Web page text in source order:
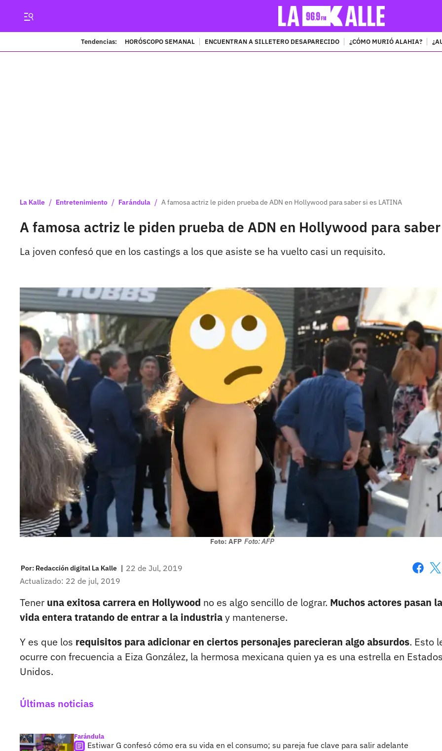
Tendencias: HORÓSCOPO SEMANAL ENCUENTRAN A SILLETERO DESAPARECIDO ¿CÓMO MURIÓ ALAHIA?
La Kalle / Entretenimiento / Farándula / A famosa actriz le piden prueba de ADN en Hollywood para saber si es LATINA
A famosa actriz le piden prueba de ADN en Hollywood para
La joven confesó que en los castings a los que asiste se ha vuelto casi un requisito.
Foto: AFP Foto: AFP
Por: Redacción digital La Kalle | 22 de Jul, 2019
Actualizado: 22 de jul, 2019
Tener una exitosa carrera en Hollywood no es algo sencillo de lograr. Muchos actores pasan la
vida entera tratando de entrar a la industriay mantenerse.
Y es que los requisitos para adicionar en ciertos personajes parecieran algo absurdos. Esto
ocurre con frecuencia a Eiza González, la hermosa mexicana quien ya es una estrella en
Unidos.
Últimas noticias
Farándula
Estiwar G confesó cómo era su vida en el consumo; su pareja fue clave para salir adelante